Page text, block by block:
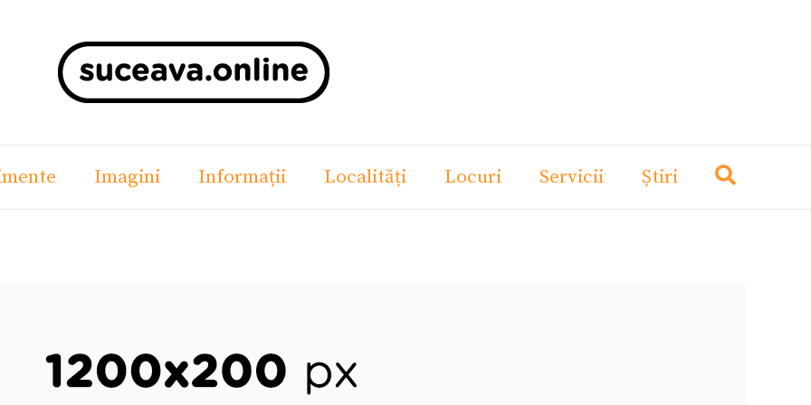
Imagini Informații Localități Locuri Servicii Știri